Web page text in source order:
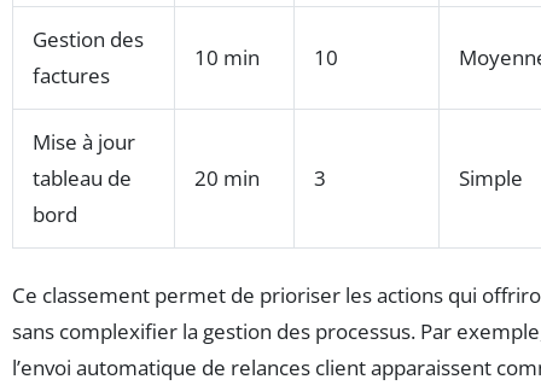
Gestion des
factures
10 min 10
Mise à jour
tableau de
bord
20 min 3 Simple
Ce classement permet de prioriser les actions qui
sans complexifier la gestion des processus. Par
l’envoi automatique de relances client apparaissent